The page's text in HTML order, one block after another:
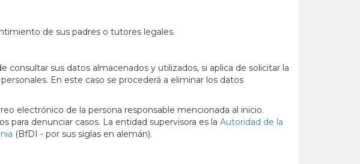
de sus padres o tutores legales.
sus datos almacenados y utilizados, si aplica de solicitar la
En este caso se procederá a eliminar los datos
electrónico de la persona responsable mencionada al inicio.
para denunciar casos. La entidad supervisora es la Autoridad de la
(BfDI - por sus siglas en alemán).